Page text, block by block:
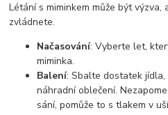
Létání s miminkem může být
zvládnete.
Načasování: Vyberte let,
miminka.
Balení: Sbalte dostatek
náhradní oblečení.
sání, pomůže to s tlakem v